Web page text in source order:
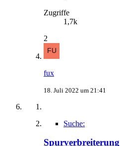
Zugriffe
1,7k
2
fux
18. Juli 2022 um 21:41
Suche:
Spurverbreiterung